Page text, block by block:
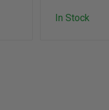
In Stock